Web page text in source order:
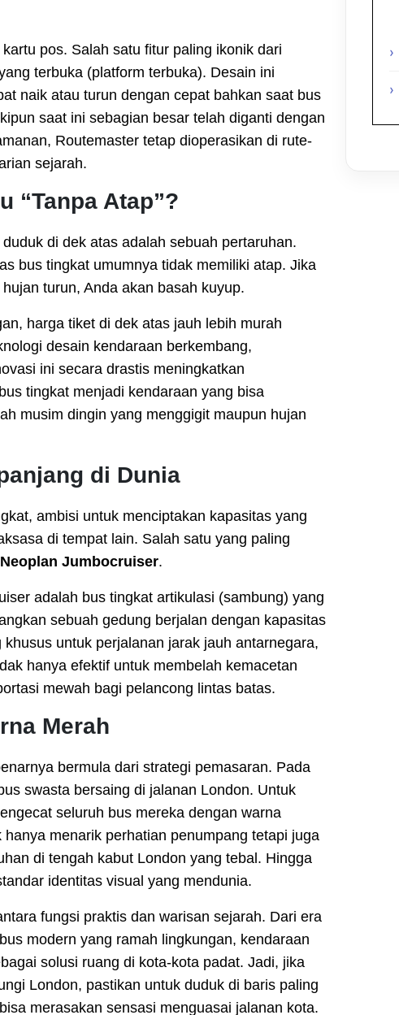
pos. Salah satu fitur paling ikonik dari
terbuka (platform terbuka). Desain ini
naik atau turun dengan cepat bahkan saat bus
saat ini sebagian besar telah diganti dengan
Routemaster tetap dioperasikan di rute-
sejarah.
“Tanpa Atap”?
di dek atas adalah sebuah pertaruhan.
bus tingkat umumnya tidak memiliki atap. Jika
turun, Anda akan basah kuyup.
harga tiket di dek atas jauh lebih murah
desain kendaraan berkembang,
ini secara drastis meningkatkan
tingkat menjadi kendaraan yang bisa
musim dingin yang menggigit maupun hujan
di Dunia
ambisi untuk menciptakan kapasitas yang
di tempat lain. Salah satu yang paling
Neoplan Jumbocruiser.
adalah bus tingkat artikulasi (sambung) yang
sebuah gedung berjalan dengan kapasitas
untuk perjalanan jarak jauh antarnegara,
hanya efektif untuk membelah kemacetan
mewah bagi pelancong lintas batas.
Merah
bermula dari strategi pemasaran. Pada
swasta bersaing di jalanan London. Untuk
seluruh bus mereka dengan warna
menarik perhatian penumpang tetapi juga
di tengah kabut London yang tebal. Hingga
identitas visual yang mendunia.
fungsi praktis dan warisan sejarah. Dari era
modern yang ramah lingkungan, kendaraan
solusi ruang di kota-kota padat. Jadi, jika
London, pastikan untuk duduk di baris paling
merasakan sensasi menguasai jalanan kota.